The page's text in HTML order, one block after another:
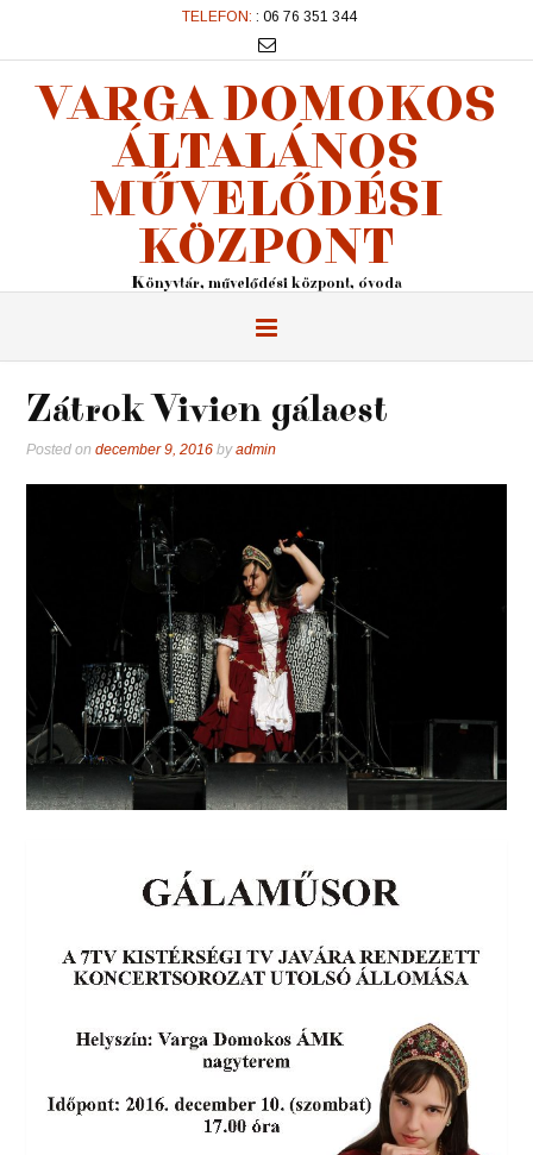
TELEFON: : 06 76 351 344
VARGA DOMOKOS
ÁLTALÁNOS
MŰVELŐDÉSI
KÖZPONT
Könyvtár, művelődési központ, óvoda
Zátrok Vivien gálaest
Posted on december 9, 2016 byadmin